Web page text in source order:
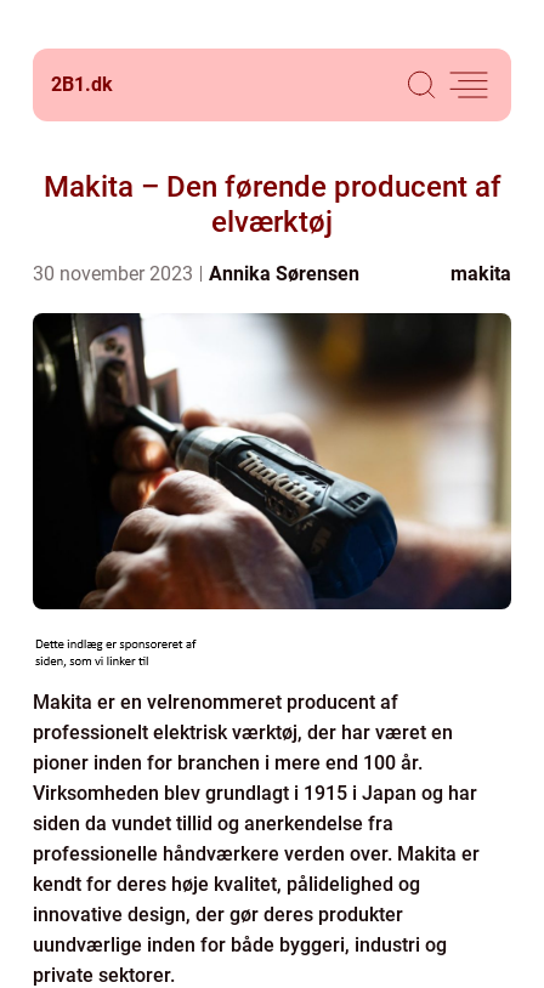
2B1.dk
Makita – Den førende producent af
elværktøj
30 november 2023 Annika Sørensen makita
Makita er en velrenommeret producent af
professionelt elektrisk værktøj, der har været en
pioner inden for branchen i mere end 100 år.
Virksomheden blev grundlagt i 1915 i Japan og har
siden da vundet tillid og anerkendelse fra
professionelle håndværkere verden over. Makita er
kendt for deres høje kvalitet, pålidelighed og
innovative design, der gør deres produkter
uundværlige inden for både byggeri, industri og
private sektorer.